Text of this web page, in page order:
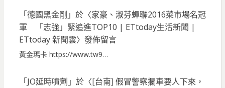
「德國黑金剛 」於〈家豪、淑芬蟬聯2016菜市場名冠
軍 「志強」緊追進TOP10 | ETtoday生活新聞 |
ETtoday 新聞雲〉發佈留言
黃金瑪卡 https://www.tw9…
「JO延時噴劑 」於〈[台南] 假冒警察攔車要人下來，